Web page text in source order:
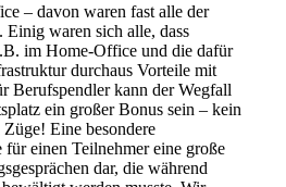
– davon waren fast alle der
Einig waren sich alle, dass
im Home-Office und die dafür
durchaus Vorteile mit
Berufspendler kann der Wegfall
ein großer Bonus sein – kein
Züge! Eine besondere
für einen Teilnehmer eine große
dar, die während